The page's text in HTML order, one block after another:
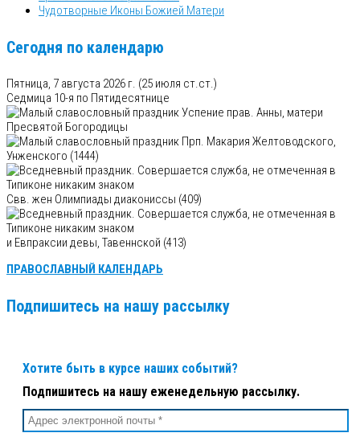
Чудотворные Иконы Божией Матери
Сегодня по календарю
Пятница, 7 августа 2026 г. (25 июля ст.ст.)
Седмица 10-я по Пятидесятнице
Успение прав. Анны, матери
Пресвятой Богородицы
Прп. Макария Желтоводского,
Унженского (1444)
Свв. жен Олимпиады диакониссы (409)
и Евпраксии девы, Тавеннской (413)
ПРАВОСЛАВНЫЙ КАЛЕНДАРЬ
Подпишитесь на нашу рассылку
Хотите быть в курсе наших событий?
Подпишитесь на нашу еженедельную рассылку.